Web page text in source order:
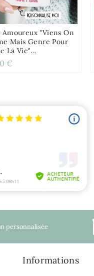
Amoureux "Viens On
Mais Genre Pour
La Vie"
€
personnalisée
Informations